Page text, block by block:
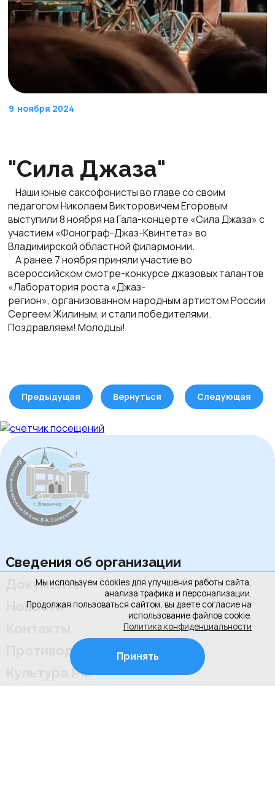
Мы используем cookies для улучшения работы сайта,
анализа трафика и персонализации.
Продолжая пользоваться сайтом, вы даете согласие на
использование файлов cookie.
Политика конфиденциальности
Принять
9 ноября 2024
"Сила Джаза"
Наши юные саксофонисты во главе со своим
педагогом Николаем Викторовичем Егоровым
выступили 8 ноября на Гала-концерте «Сила Джаза» с
участием «Фонограф-Джаз-Квинтета» во
Владимирской областной филармонии.
А ранее 7 ноября приняли участие во
всероссийском смотре-конкурсе джазовых талантов
«Лаборатория роста «Джаз-
регион», организованном народным артистом России
Сергеем Жилиным, и стали победителями.
Поздравляем! Молодцы!
Предыдущая Вернуться Следующая
Сведения об организации
Документы
Новости
Противодействие коррупции
Культура РФ